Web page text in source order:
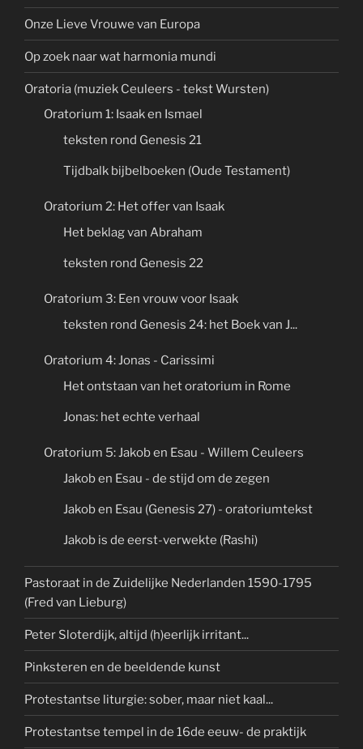
Onze Lieve Vrouwe van Europa
Op zoek naar wat harmonia mundi
Oratoria (muziek Ceuleers - tekst Wursten)
Oratorium 1: Isaak en Ismael
teksten rond Genesis 21
Tijdbalk bijbelboeken (Oude Testament)
Oratorium 2: Het offer van Isaak
Het beklag van Abraham
teksten rond Genesis 22
Oratorium 3: Een vrouw voor Isaak
teksten rond Genesis 24: het Boek van J...
Oratorium 4: Jonas - Carissimi
Het ontstaan van het oratorium in Rome
Jonas: het echte verhaal
Oratorium 5: Jakob en Esau - Willem Ceuleers
Jakob en Esau - de stijd om de zegen
Jakob en Esau (Genesis 27) - oratoriumtekst
Jakob is de eerst-verwekte (Rashi)
Pastoraat in de Zuidelijke Nederlanden 1590-1795
(Fred van Lieburg)
Peter Sloterdijk, altijd (h)eerlijk irritant...
Pinksteren en de beeldende kunst
Protestantse liturgie: sober, maar niet kaal...
Protestantse tempel in de 16de eeuw- de praktijk